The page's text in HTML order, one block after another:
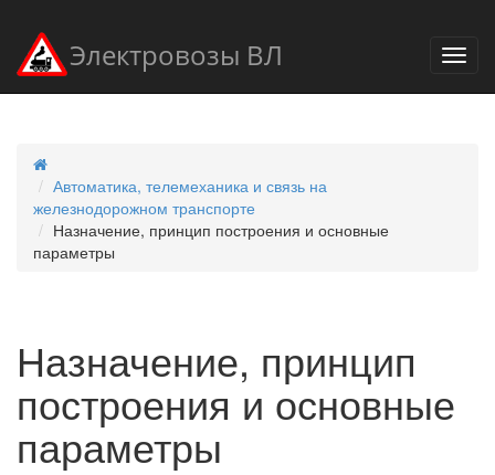
Электровозы ВЛ
Автоматика, телемеханика и связь на
железнодорожном транспорте
Назначение, принцип построения и основные
параметры
Назначение, принцип
построения и основные
параметры